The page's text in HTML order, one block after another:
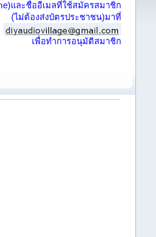
และชื่ออีเมลที่ใช้สมัครสมาชิก
(ไม่ต้องส่งบัตรประชาชน)มาที่
เพื่อทำการอนุมัติสมาชิก